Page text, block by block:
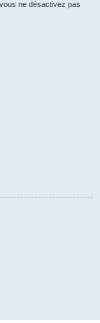
ne désactivez pas